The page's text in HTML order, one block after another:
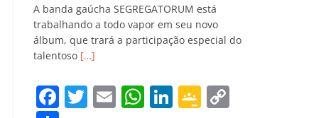
A banda gaúcha SEGREGATORUM está
trabalhando a todo vapor em seu novo
álbum, que trará a participação especial do
talentoso […]
F T E W Li G